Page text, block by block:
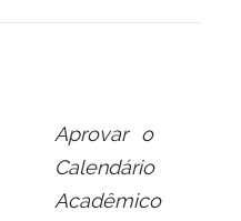
Aprovar o
Calendário
Acadêmico